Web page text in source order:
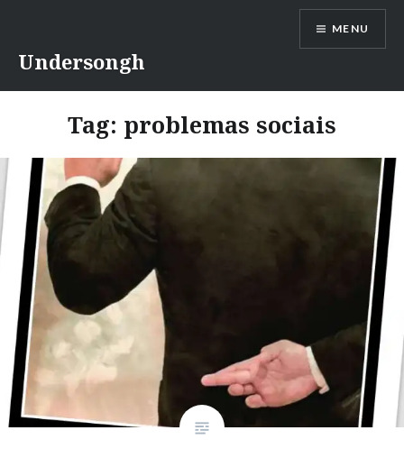
conteúdo
Undersongh
MENU
Tag: problemas sociais